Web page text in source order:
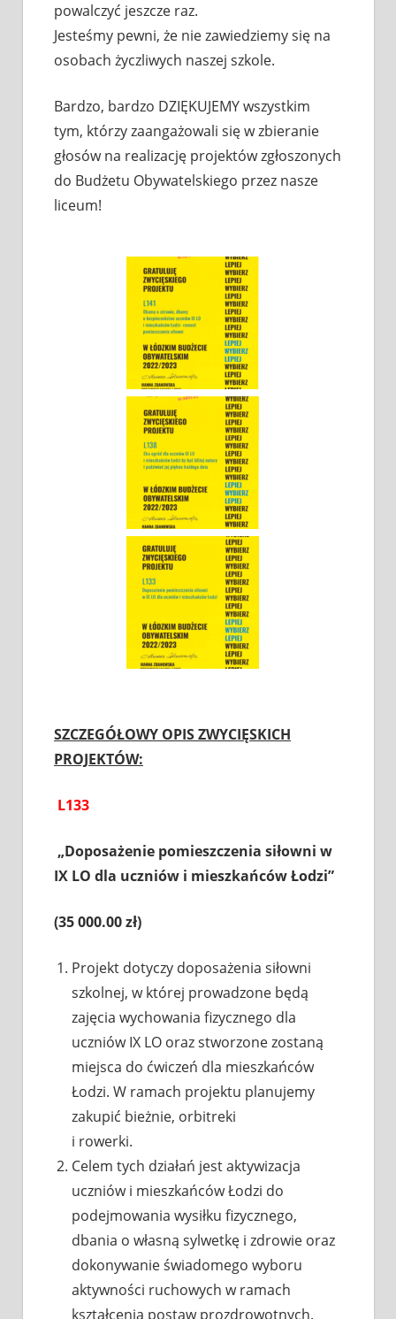
powalczyć jeszcze raz.
Jesteśmy pewni, że nie zawiedziemy się na
osobach życzliwych naszej szkole.
Bardzo, bardzo DZIĘKUJEMY wszystkim
tym, którzy zaangażowali się w zbieranie
głosów na realizację projektów zgłoszonych
do Budżetu Obywatelskiego przez nasze
liceum!
SZCZEGÓŁOWY OPIS ZWYCIĘSKICH
PROJEKTÓW:
L133
„Doposażenie pomieszczenia siłowni w
IX LO dla uczniów i mieszkańców Łodzi”
(35 000.00 zł)
Projekt dotyczy doposażenia siłowni
szkolnej, w której prowadzone będą
zajęcia wychowania fizycznego dla
uczniów IX LO oraz stworzone zostaną
miejsca do ćwiczeń dla mieszkańców
Łodzi. W ramach projektu planujemy
zakupić bieżnie, orbitreki
i rowerki.
Celem tych działań jest aktywizacja
uczniów i mieszkańców Łodzi do
podejmowania wysiłku fizycznego,
dbania o własną sylwetkę i zdrowie oraz
dokonywanie świadomego wyboru
aktywności ruchowych w ramach
kształcenia postaw prozdrowotnych.